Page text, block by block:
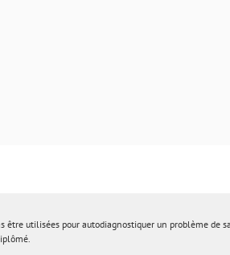
utilisées pour autodiagnostiquer un problème de